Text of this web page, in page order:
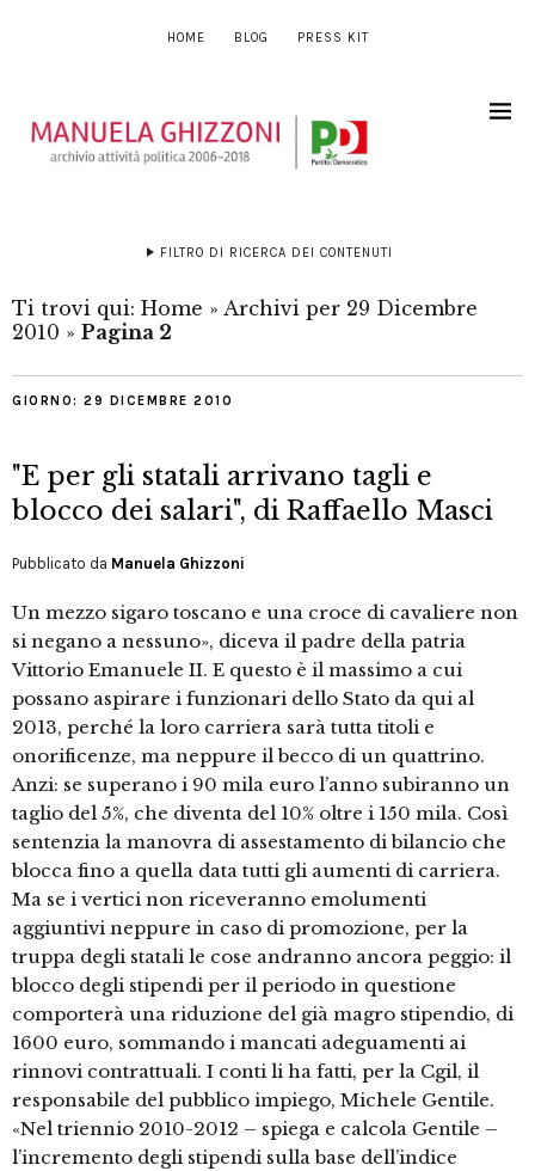
HOME BLOG PRESS KIT
FILTRO DI RICERCA DEI CONTENUTI
Ti trovi qui: Home » Archivi per 29 Dicembre
2010 » Pagina 2
GIORNO: 29 DICEMBRE 2010
"E per gli statali arrivano tagli e
blocco dei salari", di Raffaello Masci
Pubblicato da Manuela Ghizzoni
Un mezzo sigaro toscano e una croce di cavaliere non
si negano a nessuno», diceva il padre della patria
Vittorio Emanuele II. E questo è il massimo a cui
possano aspirare i funzionari dello Stato da qui al
2013, perché la loro carriera sarà tutta titoli e
onorificenze, ma neppure il becco di un quattrino.
Anzi: se superano i 90 mila euro l’anno subiranno un
taglio del 5%, che diventa del 10% oltre i 150 mila. Così
sentenzia la manovra di assestamento di bilancio che
blocca fino a quella data tutti gli aumenti di carriera.
Ma se i vertici non riceveranno emolumenti
aggiuntivi neppure in caso di promozione, per la
truppa degli statali le cose andranno ancora peggio: il
blocco degli stipendi per il periodo in questione
comporterà una riduzione del già magro stipendio, di
1600 euro, sommando i mancati adeguamenti ai
rinnovi contrattuali. I conti li ha fatti, per la Cgil, il
responsabile del pubblico impiego, Michele Gentile.
«Nel triennio 2010-2012 – spiega e calcola Gentile –
l’incremento degli stipendi sulla base dell’indice